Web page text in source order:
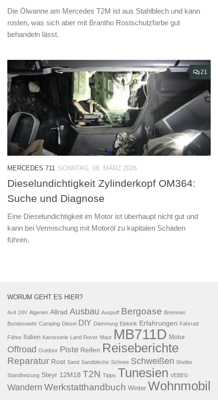
Die Ölwanne am Mercedes T2M ist aus Stahlblech und kann
rosten, was sich aber mit Brantho Rostschutzfarbe gut
behandeln lässt.
21
MERCEDES 711 SONNTAG, 08. MÄRZ 2026
Dieselundichtigkeit Zylinderkopf OM364:
Suche und Diagnose
Eine Dieselundichtigkeit im Motor ist überhaupt nicht gut und
kann bei Vermischung mit Motoröl zu kapitalen Schäden
führen.
WORUM GEHT ES HIER?
4x4 24V Algerien Allrad Ausbau Auspuff Bergoase Bremsen
Bundeswehr Camping Diesel DIY Dämmung Elektrik Erfahrungen Fahrrad
Fähre Italien Karosserie Land Rover Maut MB711D Motor
Offroad Outdoor Piste Reifen Reiseberichte
Reparatur Rost Sand Sandbleche Schnee Schweißen Shelter
Standheizung Steyr 12M18 T2N Tipps Tunesien VEBEG
Wandern Werkstatthandbuch Winter Wohnmobil